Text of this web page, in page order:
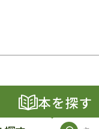
本を探す